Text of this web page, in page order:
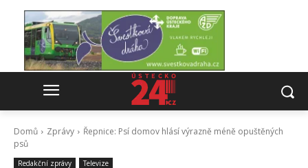
Domů Zprávy
Řepnice: Psí domov hlásí výrazně méně opuštěných
psů
Redakční zprávy Televize